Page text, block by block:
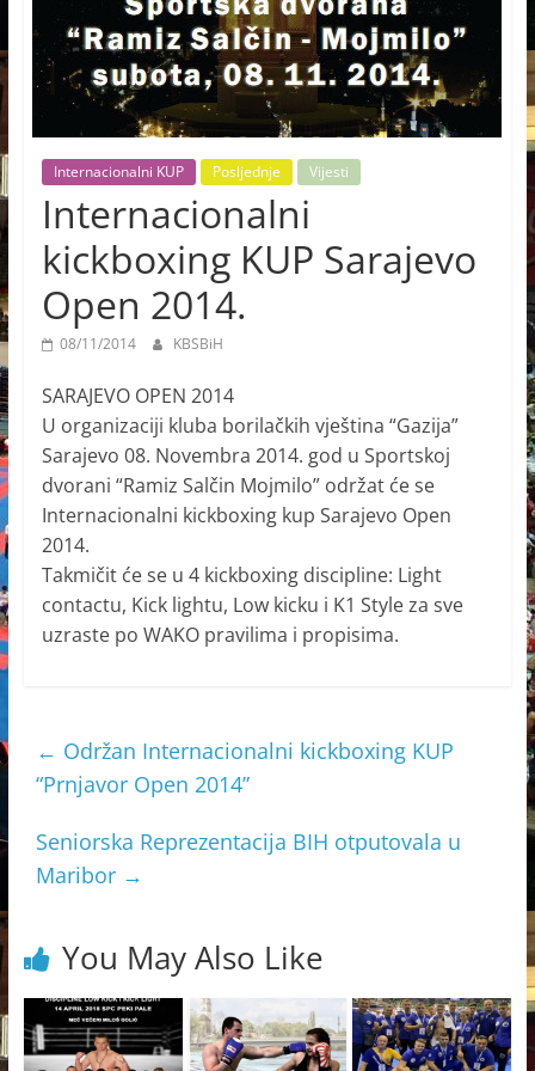
Internacionalni KUP Posljednje Vijesti
Internacionalni
kickboxing KUP Sarajevo
Open 2014.
08/11/2014 KBSBiH
SARAJEVO OPEN 2014
U organizaciji kluba borilačkih vještina “Gazija”
Sarajevo 08. Novembra 2014. god u Sportskoj
dvorani “Ramiz Salčin Mojmilo” održat će se
Internacionalni kickboxing kup Sarajevo Open
2014.
Takmičit će se u 4 kickboxing discipline: Light
contactu, Kick lightu, Low kicku i K1 Style za sve
uzraste po WAKO pravilima i propisima.
← Održan Internacionalni kickboxing KUP
“Prnjavor Open 2014”
Seniorska Reprezentacija BIH otputovala u
Maribor →
You May Also Like